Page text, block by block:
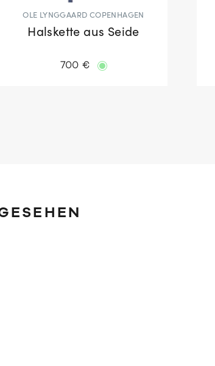
OLE LYNGGAARD COPENHAGEN
Halskette aus Seide
700 €